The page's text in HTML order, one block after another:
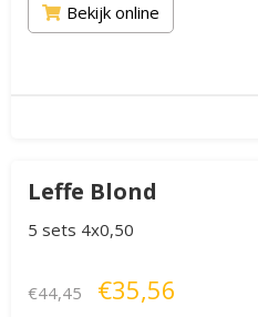
Bekijk online
Leffe Blond
5 sets 4x0,50
€44,45 €35,56